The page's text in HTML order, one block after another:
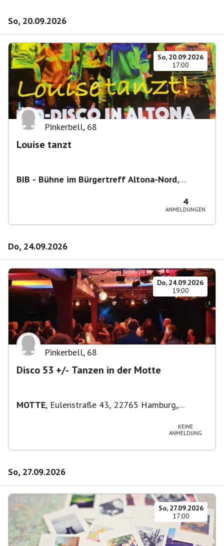
So, 20.09.2026
So, 20.09.2026
17:00
Pinkerbell, 68
Louise tanzt
BIB - Bühne im Bürgertreff Altona-Nord,
4
ANMELDUNGEN
Do, 24.09.2026
Do, 24.09.2026
19:00
Pinkerbell, 68
Disco 53 +/- Tanzen in der Motte
MOTTE, Eulenstraße 43, 22765 Hamburg,
KEINE
ANMELDUNG
So, 27.09.2026
So, 27.09.2026
17:00